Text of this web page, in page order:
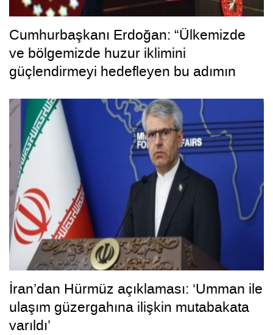
Cumhurbaşkanı Erdoğan: “Ülkemizde
ve bölgemizde huzur iklimini
güçlendirmeyi hedefleyen bu adımın
İran’dan Hürmüz açıklaması: ‘Umman ile
ulaşım güzergahına ilişkin mutabakata
varıldı’